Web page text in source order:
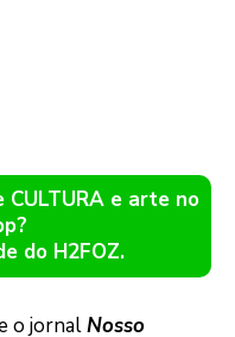
e arte no
do H2FOZ.
o jornalNosso